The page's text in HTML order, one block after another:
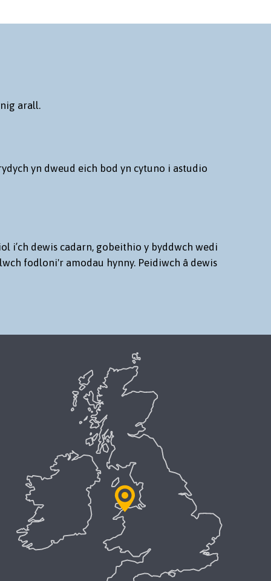
arall.
yn dweud eich bod yn cytuno i astudio
i’ch dewis cadarn, gobeithio y byddwch wedi
fodloni'r amodau hynny. Peidiwch â dewis